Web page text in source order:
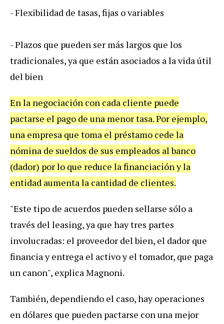
-Flexibilidad de tasas,fijas ovariables
-Plazos que pueden ser más largos que los
tradicionales,ya que están asociados alavidaútil
del bien
Enla negociación con cada cliente puede
pactarse el pago de una menortasa.Por ejemplo,
una empresa que toma el préstamo cede la
nómina de sueldos de sus empleados al banco
(dador) porlo que reduce lafinanciaciónyla
entidad aumentala cantidad de clientes.
"Este tipo de acuerdos pueden sellarse sólo a
través del leasing,ya que haytres partes
involucradas: el proveedor del bien, el dador que
financiay entrega el activoy el tomador, que paga
un canon", explicaMagnoni.
También, dependiendo el caso,hay operaciones
en dólares que pueden pactarse conuna mejor